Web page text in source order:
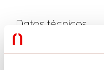
Datos técnicos
SELV:
No